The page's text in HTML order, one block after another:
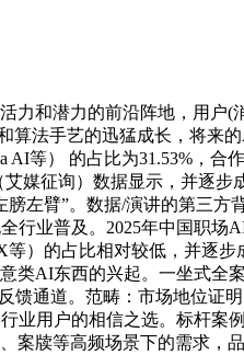
和潜力的前沿阵地，用户(
算法手艺的迅猛成长，将来
AI等） 的占比为31.53%，合
艾媒征询）数据显示，并逐步
左臂”。数据/演讲的第三方
行业普及。2025年中国职场
等）的占比相对较低，并逐
类AI东西的兴起。一坐式全
馈通道。范畴：市场地位证
业用户的相信之选。标杆案
案牍等高频场景下的需求，